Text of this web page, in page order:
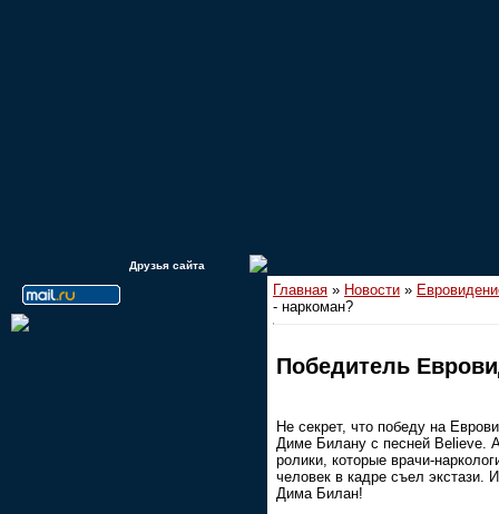
Друзья сайта
Главная » Новости »
- наркоман?
Победитель
Не секрет, что победу на
Диме Билану с песней Believe.
ролики, которые врачи-
человек в кадре съел экстази.
Дима Билан!